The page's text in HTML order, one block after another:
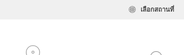
เลือกสถานที่